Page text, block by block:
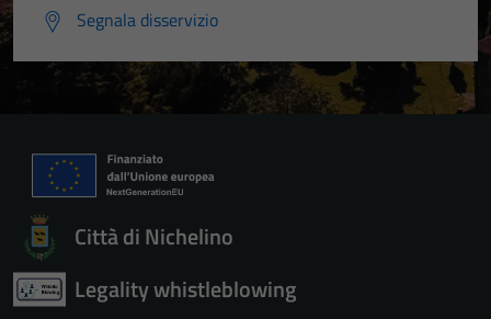
Segnala disservizio
Città di Nichelino
Legality whistleblowing